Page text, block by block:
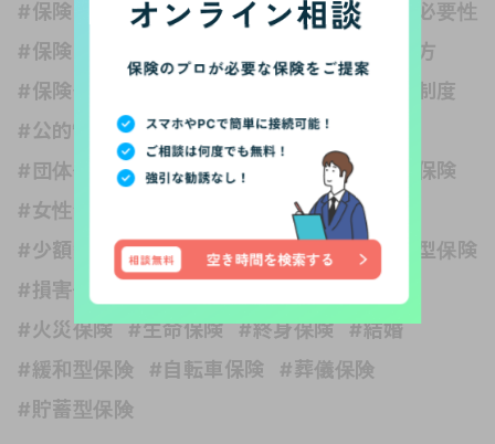
#保険と税金 #保険の世界は複雑
#保険の必要性
#保険の種類
#保険の選び方
#保険金
#公的保険 社会保障制度
#公的制度
#医療保険
#収入保障保険
#団体信用生命保険
#変額保険
#外貨建て保険
#女性保険
#子育て
#学資保険
#少額短期保険
#就業不能保険
#掛け捨て型保険
#損害保険
#火災保険
#生命保険 #終身保険
#結婚
#緩和型保険
#自転車保険
#葬儀保険
#貯蓄型保険